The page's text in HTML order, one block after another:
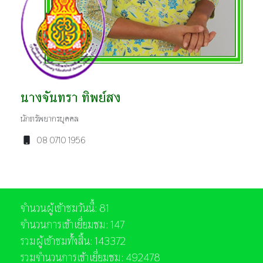
นางจันทรา ทิพย์สง
นักทรัพยากรบุคคล
08 0710 1956
จำนวนผู้เข้าชมวันนี้: 81
จำนวนการเข้าเยี่ยมชม: 147
รวมผู้เข้าชมทั้งสิ้น: 143372
รวมจำนวนการเข้าเยี่ยมชม: 492478